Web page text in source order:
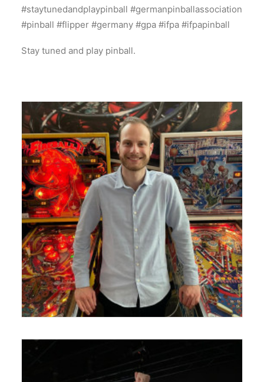
#staytunedandplaypinball #germanpinballassociation
#pinball #flipper #germany #gpa #ifpa #ifpapinball
Stay tuned and play pinball.